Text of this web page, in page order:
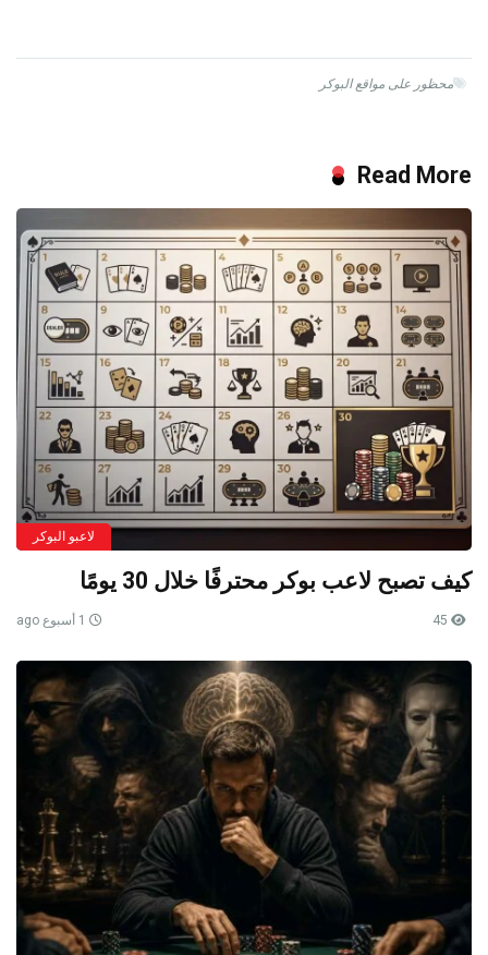
محظور على مواقع البوكر
Read More
لاعبو البوكر
كيف تصبح لاعب بوكر محترفًا خلال 30 يومًا